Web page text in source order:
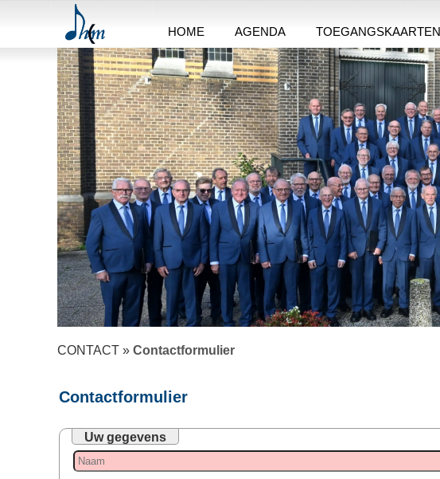
HOME AGENDA TOEGANGSKAARTEN
CONTACT » Contactformulier
Contactformulier
Uw gegevens